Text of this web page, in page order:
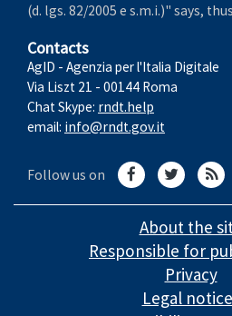
(d. lgs. 82/2005 e s.m.i.)" says,
Contacts
AgID - Agenzia per l'Italia Digitale
Via Liszt 21 - 00144 Roma
Chat Skype: rndt.help
email: info@rndt.gov.it
Follow us on
About the
Responsible for
Privacy
Legal